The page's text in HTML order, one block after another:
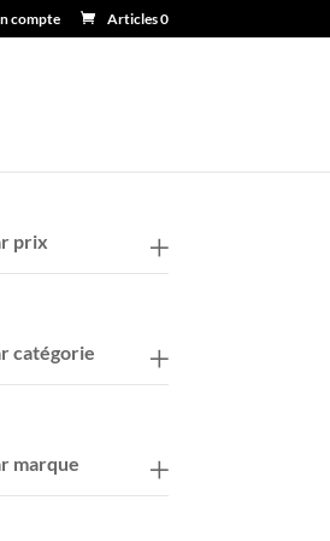
compte Articles 0
prix
catégorie
marque